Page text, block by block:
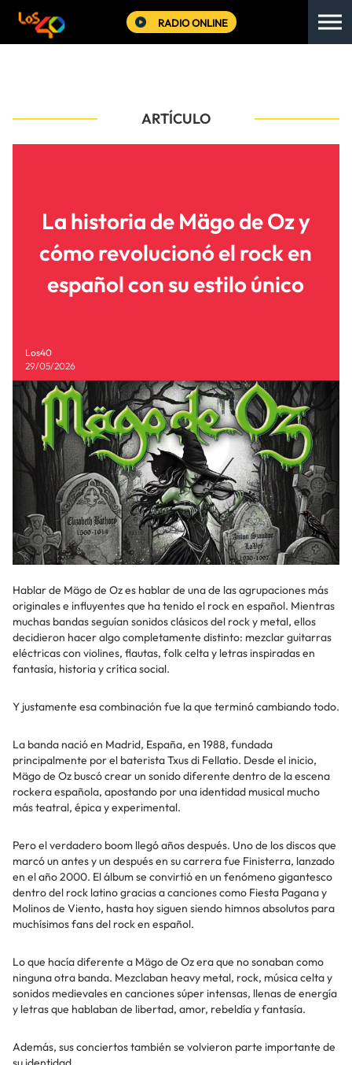
RADIO ONLINE
ARTÍCULO
La historia de Mägo de Oz y
cómo revolucionó el rock en
español con su estilo único
Los40
29/05/2026
Hablar de Mägo de Oz es hablar de una de las agrupaciones más
originales e influyentes que ha tenido el rock en español. Mientras
muchas bandas seguían sonidos clásicos del rock y metal, ellos
decidieron hacer algo completamente distinto: mezclar guitarras
eléctricas con violines, flautas, folk celta y letras inspiradas en
fantasía, historia y crítica social.
Y justamente esa combinación fue la que terminó cambiando todo.
La banda nació en Madrid, España, en 1988, fundada
principalmente por el baterista Txus di Fellatio. Desde el inicio,
Mägo de Oz buscó crear un sonido diferente dentro de la escena
rockera española, apostando por una identidad musical mucho
más teatral, épica y experimental.
Pero el verdadero boom llegó años después. Uno de los discos que
marcó un antes y un después en su carrera fue Finisterra, lanzado
en el año 2000. El álbum se convirtió en un fenómeno gigantesco
dentro del rock latino gracias a canciones como Fiesta Pagana y
Molinos de Viento, hasta hoy siguen siendo himnos absolutos para
muchísimos fans del rock en español.
Lo que hacía diferente a Mägo de Oz era que no sonaban como
ninguna otra banda. Mezclaban heavy metal, rock, música celta y
sonidos medievales en canciones súper intensas, llenas de energía
y letras que hablaban de libertad, amor, rebeldía y fantasía.
Además, sus conciertos también se volvieron parte importante de